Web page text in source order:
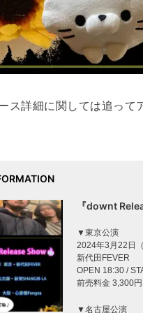
ス詳細に関しては追って
『downt
▼東京公演
2024年3月22日（
新代田FEVER
OPEN 18:30 /
前売料金 3,300
▼名古屋公演